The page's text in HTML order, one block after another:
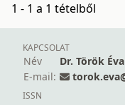
1 - 1 a 1 tételből
KAPCSOLAT
Név
Dr. Török Éva
E-mail:
ISSN